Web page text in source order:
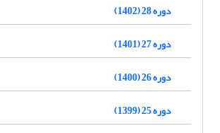
دوره 28 (1402)
دوره 27 (1401)
دوره 26 (1400)
دوره 25 (1399)